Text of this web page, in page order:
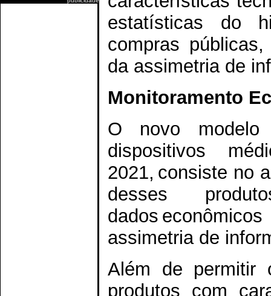
estatísticas do
compras
da assimetria de
Monitoramento
O novo modelo
dispositivos
2021, consiste no
desses
dados
assimetria de
Além de permitir
produtos com